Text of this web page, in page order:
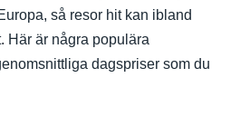
så resor hit kan ibland
Här är några populära
dagspriser som du